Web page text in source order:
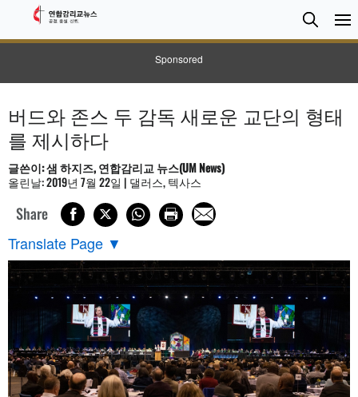
Sponsored
검
색
Search
버드와 존스 두 감독 새로운 교단의 형태
를 제시하다
글쓴이: 샘 하지즈, 연합감리교 뉴스(UM News)
올린날: 2019년 7월 22일 | 댈러스, 텍사스
Share
Translate Page ▼